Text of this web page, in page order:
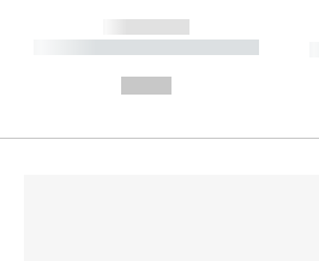
------------
----------- ----------- --------